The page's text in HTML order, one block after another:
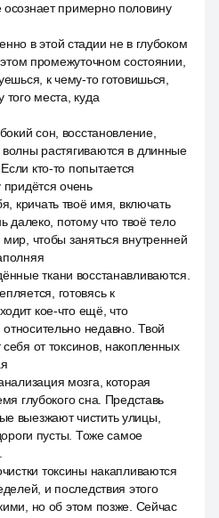
примерно половину
в этой стадии не в глубоком
промежуточном состоянии,
к чему-то готовишься,
того места, куда
сон, восстановление,
растягиваются в длинные
кто-то попытается
придётся очень
кричать твоё имя, включать
далеко, потому что твоё тело
чтобы заняться внутренней
ткани восстанавливаются.
готовясь к
кое-что ещё, что
недавно. Твой
от токсинов, накопленных
мозга, которая
глубокого сна. Представь
выезжают чистить улицы,
пусты. Тоже самое
токсины накапливаются
и последствия этого
но об этом позже. Сейчас